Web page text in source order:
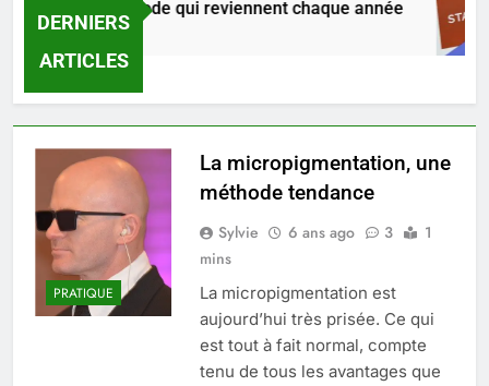
DERNIERS
ARTICLES
tendances mode qui reviennent chaque année
Ago
PRATIQUE
La micropigmentation, une
méthode tendance
Sylvie 6 ans ago 3
1
mins
La micropigmentation est
aujourd’hui très prisée. Ce qui
est tout à fait normal, compte
tenu de tous les avantages que